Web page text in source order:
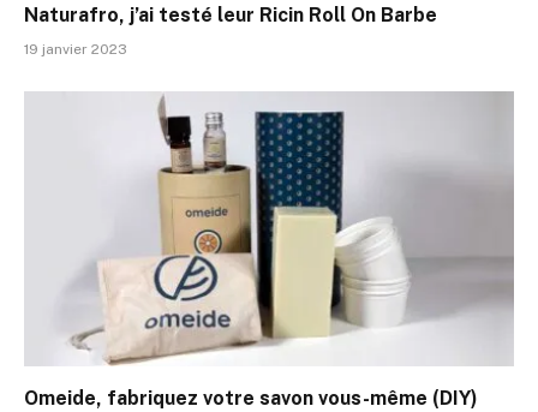
Naturafro, j’ai testé leur Ricin Roll On Barbe
19 janvier 2023
Omeide, fabriquez votre savon vous-même (DIY)